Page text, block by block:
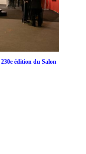
édition du Salon